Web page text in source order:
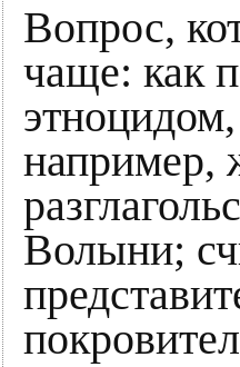
Вопрос,
чаще: как
например,
Волыни;